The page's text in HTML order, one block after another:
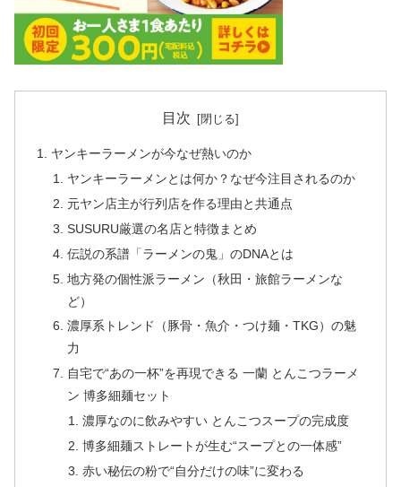
目次
ヤンキーラーメンが今なぜ熱いのか
ヤンキーラーメンとは何か？なぜ今注目されるのか
元ヤン店主が行列店を作る理由と共通点
SUSURU厳選の名店と特徴まとめ
伝説の系譜「ラーメンの鬼」のDNAとは
地方発の個性派ラーメン（秋田・旅館ラーメンな
ど）
濃厚系トレンド（豚骨・魚介・つけ麺・TKG）の魅
力
自宅で“あの一杯”を再現できる 一蘭 とんこつラーメ
ン 博多細麺セット
濃厚なのに飲みやすい とんこつスープの完成度
博多細麺ストレートが生む“スープとの一体感”
赤い秘伝の粉で“自分だけの味”に変わる